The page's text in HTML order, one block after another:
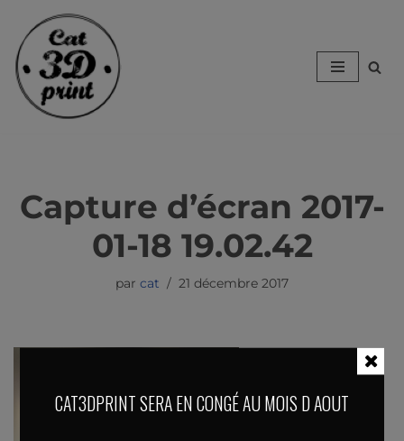
Aller
au
contenu
Capture d’écran 2017-
01-18 19.02.42
par cat 21 décembre 2017
CAT3DPRINT SERA EN CONGÉ AU MOIS D AOUT